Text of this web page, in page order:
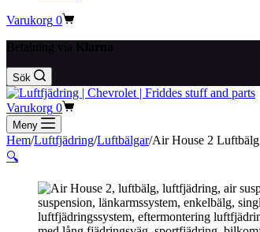
Varukorg 0
Sök
Varukorg 0
Meny
Hem/Luftfjädring/Luftbälgar/Air House 2 Luftbälg
🔍